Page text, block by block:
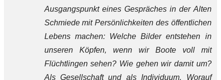
Ausgangspunkt eines Gespräches in der Alten
Schmiede mit Persönlichkeiten des öffentlichen
Lebens machen: Welche Bilder entstehen in
unseren Köpfen, wenn wir Boote voll mit
Flüchtlingen sehen? Wie gehen wir damit um?
Als Gesellschaft und als Individuum. Worauf